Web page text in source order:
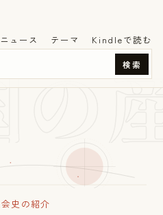
検索
ニュース テーマ Kindleで読む
史の紹介